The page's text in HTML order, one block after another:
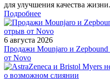
для улучшения качества жизни.
Подробнее
6 августа 2026
Продажи Mounjaro и
от Novo